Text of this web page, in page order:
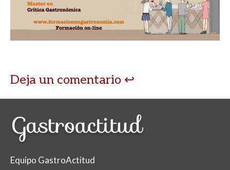
A
p
o
o
ar
ti
Deja un comentario
Equipo GastroActitud